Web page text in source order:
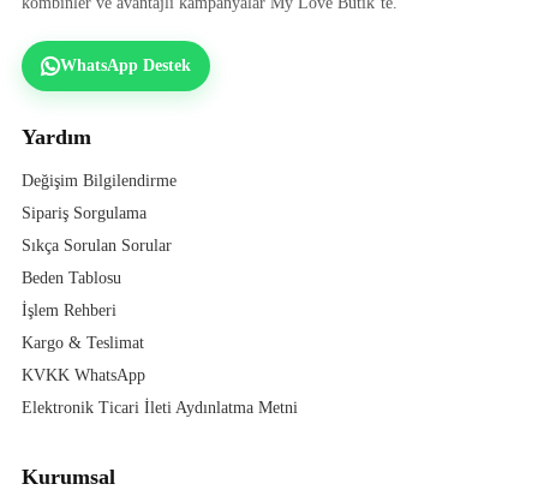
WhatsApp Destek
Yardım
Değişim Bilgilendirme
Sipariş Sorgulama
Sıkça Sorulan Sorular
Beden Tablosu
İşlem Rehberi
Kargo & Teslimat
KVKK WhatsApp
Elektronik Ticari İleti Aydınlatma Metni
Kurumsal